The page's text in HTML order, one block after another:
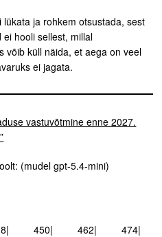
ja rohkem otsustada, sest
hooli sellest, millal
võib küll näida, et aega on veel
ei jagata.
vastuvõtmine enne 2027.
(mudel gpt-5.4-mini)
450|
462|
474|